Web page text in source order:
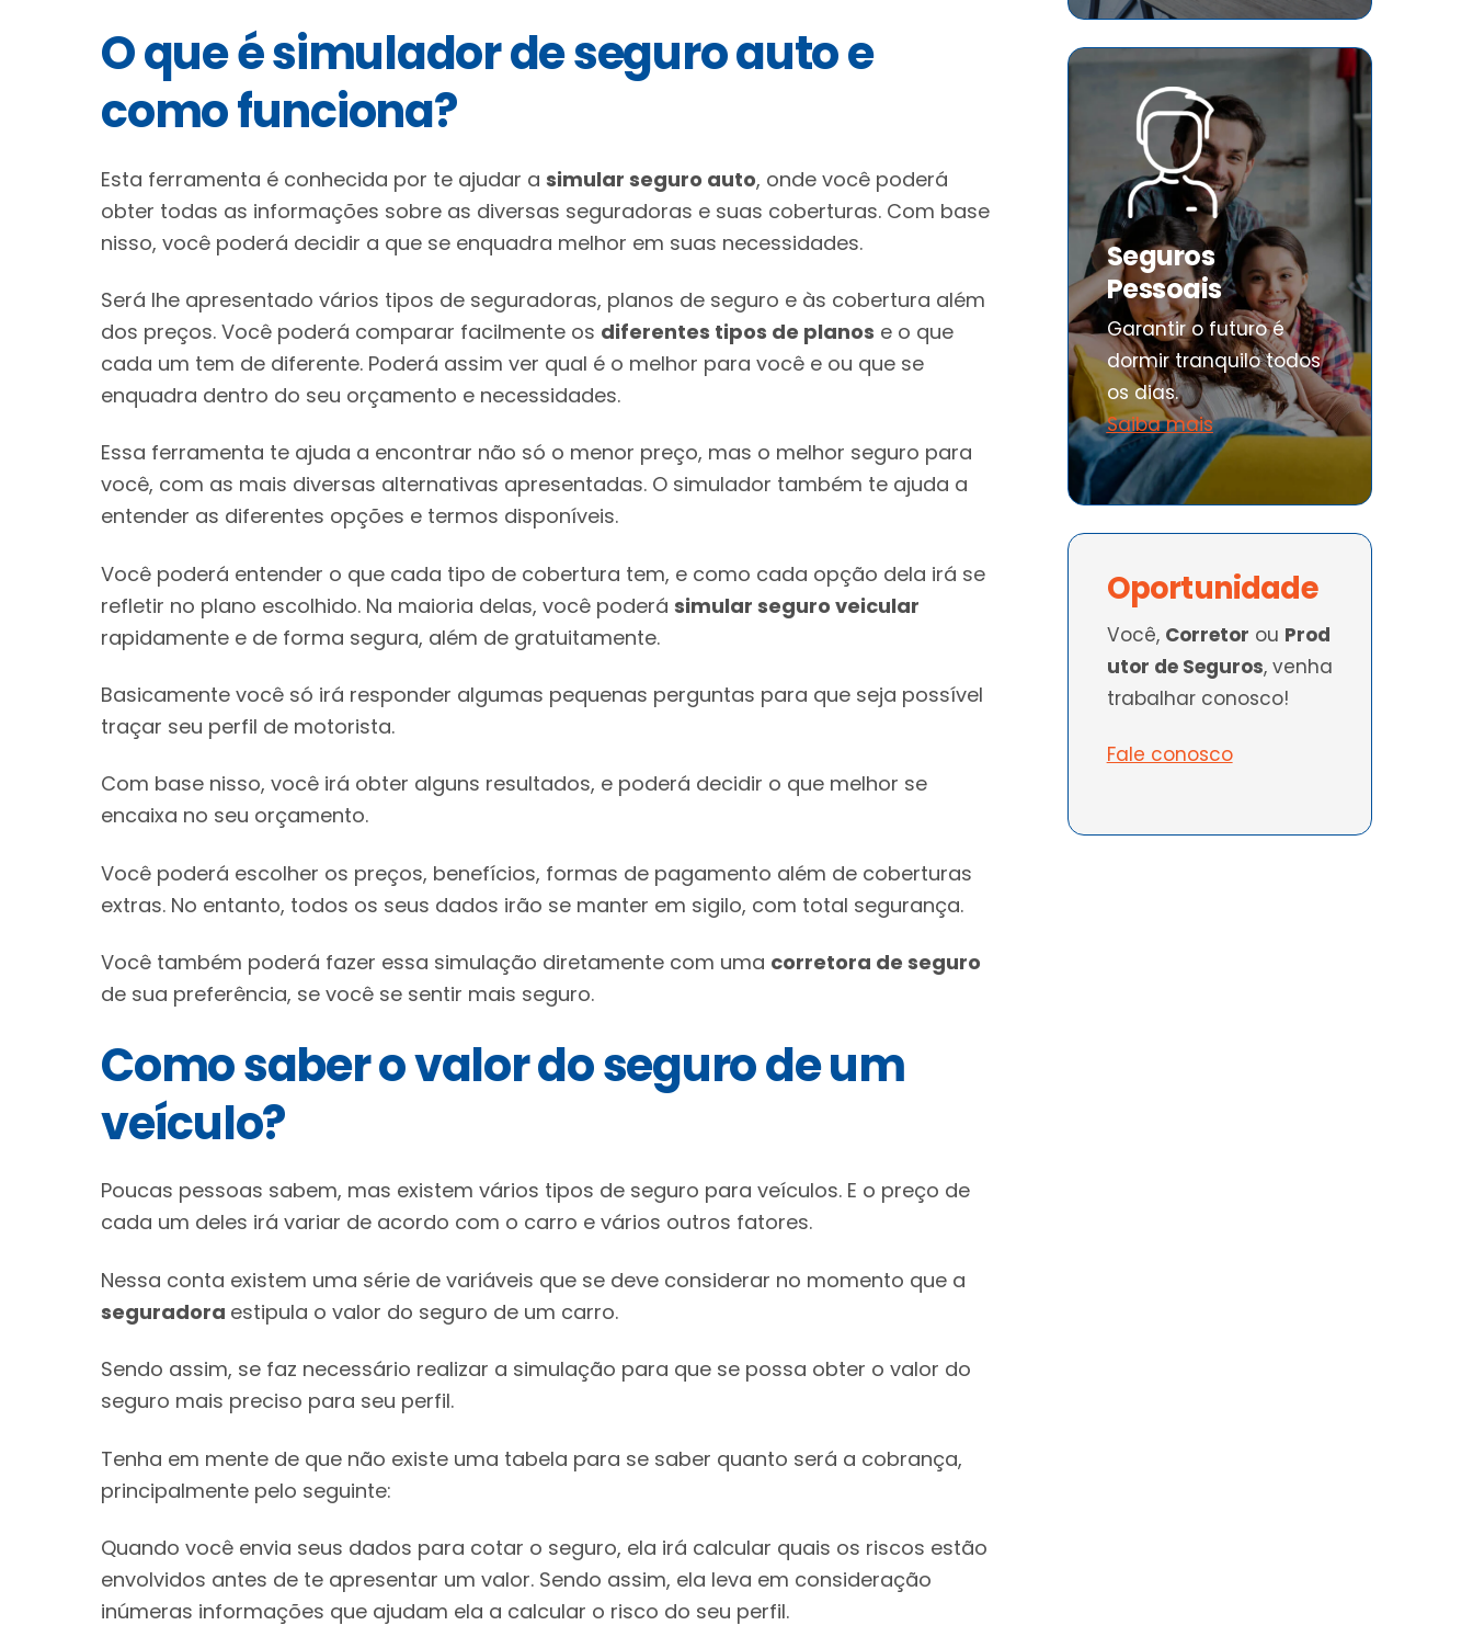
O que é simulador de seguro auto e
como funciona?
Esta ferramenta é conhecida por te ajudar a simular seguro auto, onde você poderá
obter todas as informações sobre as diversas seguradoras e suas coberturas. Com base
nisso, você poderá decidir a que se enquadra melhor em suas necessidades.
Será lhe apresentado vários tipos de seguradoras, planos de seguro e às cobertura além
dos preços. Você poderá comparar facilmente os diferentes tipos de planos e o que
cada um tem de diferente. Poderá assim ver qual é o melhor para você e ou que se
enquadra dentro do seu orçamento e necessidades.
Essa ferramenta te ajuda a encontrar não só o menor preço, mas o melhor seguro para
você, com as mais diversas alternativas apresentadas. O simulador também te ajuda a
entender as diferentes opções e termos disponíveis.
Você poderá entender o que cada tipo de cobertura tem, e como cada opção dela irá se
refletir no plano escolhido. Na maioria delas, você poderá simular seguro veicular
rapidamente e de forma segura, além de gratuitamente.
Basicamente você só irá responder algumas pequenas perguntas para que seja possível
traçar seu perfil de motorista.
Com base nisso, você irá obter alguns resultados, e poderá decidir o que melhor se
encaixa no seu orçamento.
Você poderá escolher os preços, benefícios, formas de pagamento além de coberturas
extras. No entanto, todos os seus dados irão se manter em sigilo, com total segurança.
Você também poderá fazer essa simulação diretamente com uma corretora de seguro
de sua preferência, se você se sentir mais seguro.
Como saber o valor do seguro de um
veículo?
Poucas pessoas sabem, mas existem vários tipos de seguro para veículos. E o preço de
cada um deles irá variar de acordo com o carro e vários outros fatores.
Nessa conta existem uma série de variáveis que se deve considerar no momento que a
seguradora estipula o valor do seguro de um carro.
Sendo assim, se faz necessário realizar a simulação para que se possa obter o valor do
seguro mais preciso para seu perfil.
Tenha em mente de que não existe uma tabela para se saber quanto será a cobrança,
principalmente pelo seguinte:
Quando você envia seus dados para cotar o seguro, ela irá calcular quais os riscos estão
envolvidos antes de te apresentar um valor. Sendo assim, ela leva em consideração
inúmeras informações que ajudam ela a calcular o risco do seu perfil.
Seguros
Pessoais
Garantir o futuro é
dormir tranquilo todos
os dias.
Saiba mais
Oportunidade
Você, Corretor ou Prod
utor de Seguros, venha
trabalhar conosco!
Fale conosco